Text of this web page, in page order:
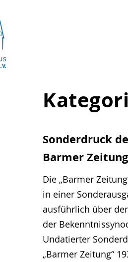
Sonderdruck
Barmer
Die „Barmer
in einer
ausführlich über
der
Undatierter
„Barmer Zeitung“